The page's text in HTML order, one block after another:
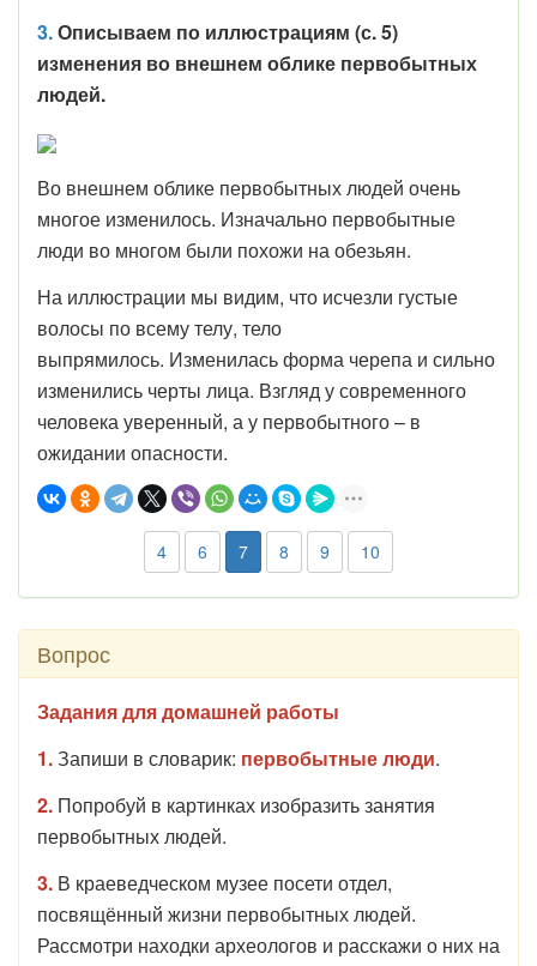
3.Описываем по иллюстрациям (с. 5)
изменения во внешнем облике первобытных
людей.
Во внешнем облике первобытных людей очень
многое изменилось. Изначально первобытные
люди во многом были похожи на обезьян.
На иллюстрации мы видим, что исчезли густые
волосы по всему телу, тело
выпрямилось. Изменилась форма черепа и сильно
изменились черты лица. Взгляд у современного
человека уверенный, а у первобытного – в
ожидании опасности.
4 6 7 8 9 10
Вопрос
Задания для домашней работы
1.Запиши в словарик: первобытные люди.
2. Попробуй в картинках изобразить занятия
первобытных людей.
3. В краеведческом музее посети отдел,
посвящённый жизни первобытных людей.
Рассмотри находки археологов и расскажи о них на